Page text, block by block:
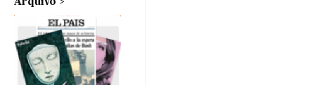
Arquivo